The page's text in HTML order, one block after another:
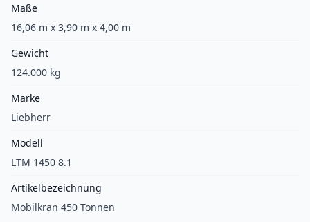
Maße
16,06 m x 3,90 m x 4,00 m
Gewicht
124.000 kg
Marke
Liebherr
Modell
LTM 1450 8.1
Artikelbezeichnung
Mobilkran 450 Tonnen